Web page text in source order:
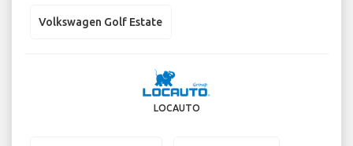
Volkswagen Golf Estate
LOCAUTO